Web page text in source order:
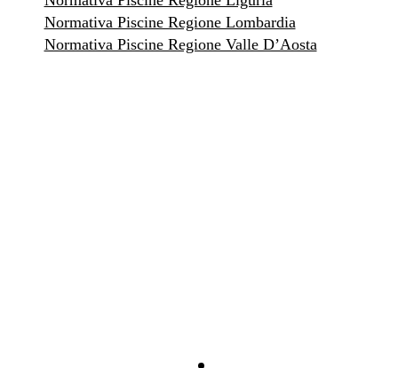
Normativa Piscine Regione Lombardia
Normativa Piscine Regione Valle D’Aosta